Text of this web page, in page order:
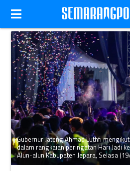
Gubernur Jateng Ahmad Luthfi
dalam rangkaian peringatan Hari Jadi
Alun-alun Kabupaten Jepara, Selasa